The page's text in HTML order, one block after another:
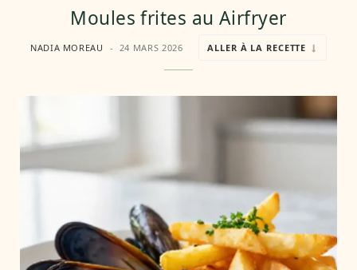
Moules frites au Airfryer
NADIA MOREAU 24 MARS 2026 ALLER À LA RECETTE